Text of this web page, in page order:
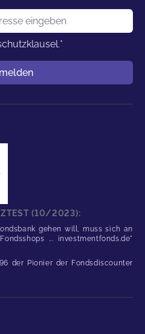
*
(10/2023):
gehen will, muss sich an
... investmentfonds.de"
der Pionier der Fondsdiscounter